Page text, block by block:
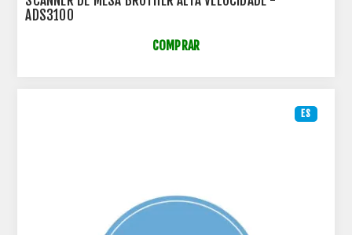
ADS3100
COMPRAR
ES